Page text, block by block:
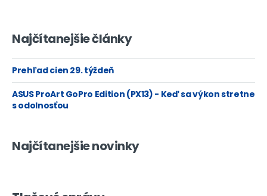
Najčítanejšie články
Prehľad cien 29. týždeň
ASUS ProArt GoPro Edition (PX13) - Keď sa výkon stretne
s odolnosťou
Najčítanejšie novinky